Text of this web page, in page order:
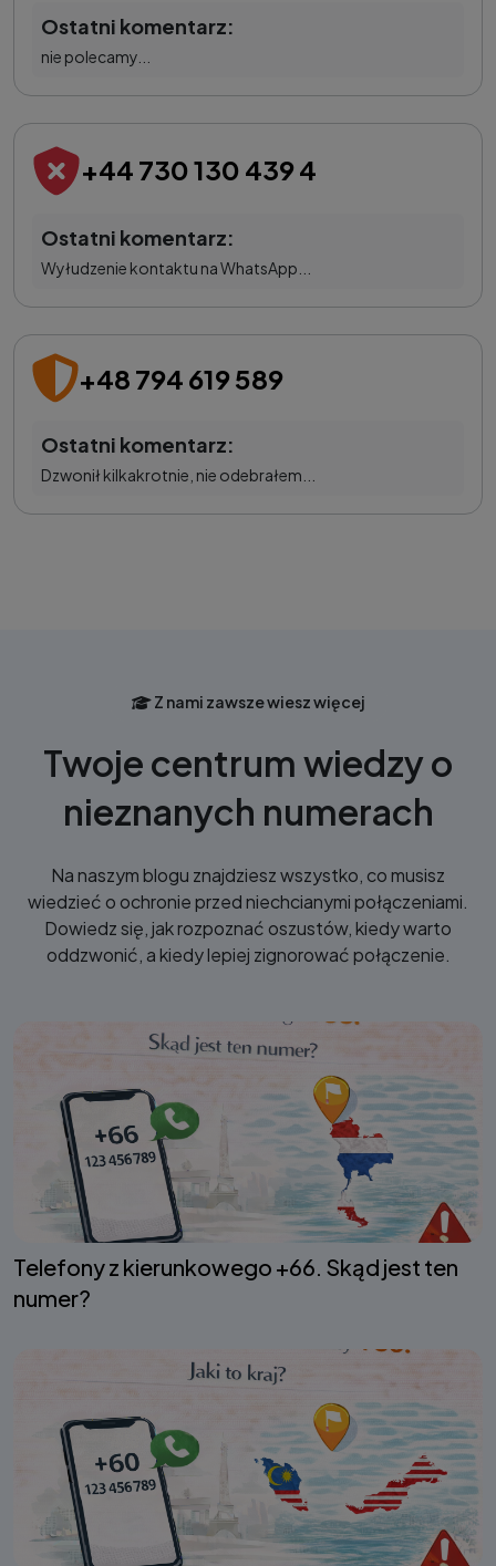
Ostatni komentarz:
nie polecamy...
+44 730 130 439 4
Ostatni komentarz:
Wyłudzenie kontaktu na WhatsApp...
+48 794 619 589
Ostatni komentarz:
Dzwonił kilkakrotnie, nie odebrałem...
Z nami zawsze wiesz więcej
Twoje centrum wiedzy o
nieznanych numerach
Na naszym blogu znajdziesz wszystko, co musisz
wiedzieć o ochronie przed niechcianymi połączeniami.
Dowiedz się, jak rozpoznać oszustów, kiedy warto
oddzwonić, a kiedy lepiej zignorować połączenie.
Telefony z kierunkowego +66. Skąd jest ten
numer?